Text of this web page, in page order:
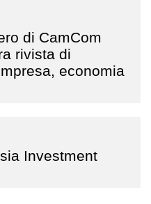
di CamCom
rivista di
economia
Investment